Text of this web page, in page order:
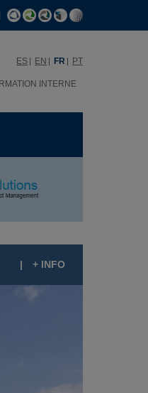
ES EN FR PT
INTERNE
| + INFO